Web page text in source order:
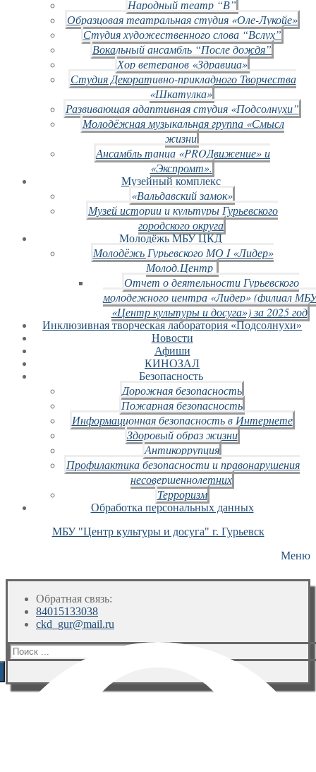
Народный театр “В”
Образцовая театральная студия «Оле-Лукойе»
Студия художественного слова “Вслух”
Вокальный ансамбль “После дождя”
Хор ветеранов «Здравица»
Студия Декоративно-прикладного Творчества
«Шкатулка»
Развивающая адаптивная студия «Подсолнухи”
Молодёжная музыкальная группа «Смысл
жизни
Ансамбль танца «PROДвижение» и
«Экспромт».
Музейный комплекс
«Вальдавский замок»
Музей истории и культуры Гурьевского
городского округа
Молодёжь МБУ ЦКД
Молодёжь Гурьевского МО I «Лидер»
Молод.Центр
Отчет о деятельности Гурьевского
молодежного центра «Лидер» (филиал
«Центр культуры и досуга») за 2025 год
Инклюзивная творческая лаборатория «Подсолнухи»
Новости
Афиши
КИНОЗАЛ
Безопасность
Дорожная безопасность
Пожарная безопасность
Информационная безопасность в Интернете
Здоровый образ жизни
Антикоррупция
Профилактика безопасности и правонарушения
несовершеннолетних
Терроризм
Обработка персональных данных
МБУ "Центр культуры и досуга" г. Гурьевск
Меню
Обратная связь:
84015133038
ckd_gur@mail.ru
Искать: